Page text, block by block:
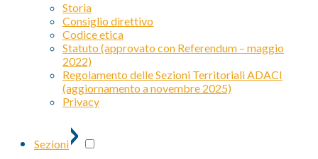
Storia
Consiglio direttivo
Codice etica
Statuto (approvato con Referendum – maggio
2022)
Regolamento delle Sezioni Territoriali ADACI
(aggiornamento a novembre 2025)
Privacy
Sezioni›